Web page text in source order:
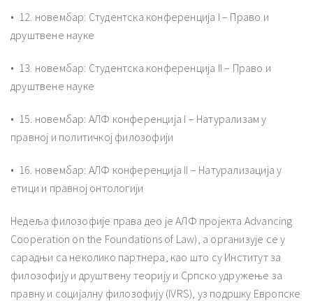
•⁠ ⁠12. новембар: Студентска конференција I – Право и
друштвене науке
•⁠ ⁠13. новембар: Студентска конференција II – Право и
друштвене науке
•⁠ ⁠15. новембар: АЛФ конференција I – Натурализам у
правној и политичкој филозофији
•⁠ ⁠16. новембар: АЛФ конференција II – Натурализација у
етици и правној онтологији
Недеља филозофије права део је АЛФ пројекта Advancing
Cooperation on the Foundations of Law), а организује се у
сарадњи са неколико партнера, као што су Институт за
филозофију и друштвену теорију и Српско удружење за
правну и социјалну филозофију (IVRS), уз подршку Европске